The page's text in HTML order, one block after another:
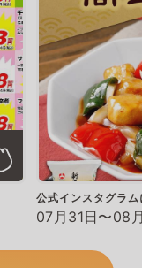
公式インスタグラ
07月31日〜08